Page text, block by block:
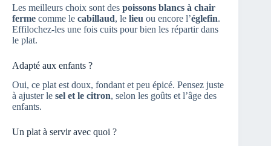
Les meilleurs choix sont des poissons blancs à chair
ferme comme le cabillaud, le lieu ou encore l’églefin.
Effilochez-les une fois cuits pour bien les répartir dans
le plat.
Adapté aux enfants ?
Oui, ce plat est doux, fondant et peu épicé. Pensez juste
à ajuster le sel et le citron, selon les goûts et l’âge des
enfants.
Un plat à servir avec quoi ?